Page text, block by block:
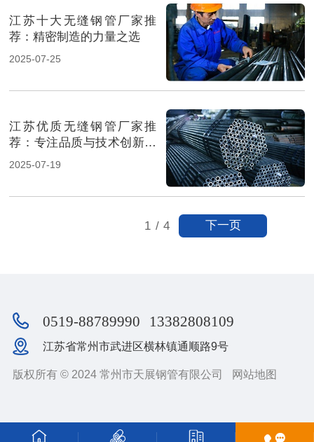
江苏十大无缝钢管厂家推
荐：精密制造的力量之选
2025-07-25
江苏优质无缝钢管厂家推
荐：专注品质与技术创新的
行业标杆
2025-07-19
1 / 4 下一页
0519-88789990 13382808109
江苏省常州市武进区横林镇通顺路9号
版权所有 © 2024 常州市天展钢管有限公司 网站地图